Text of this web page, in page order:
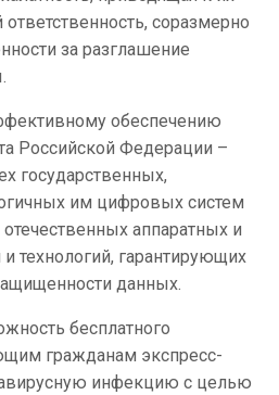
соразмерно
за разглашение
обеспечению
Российской Федерации –
государственных,
им цифровых систем
аппаратных и
технологий, гарантирующих
данных.
бесплатного
гражданам экспресс-
инфекцию с целью